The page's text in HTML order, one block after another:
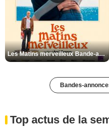
Les Matins merveilleux Bande-annonce VF
Bandes-
Top actus de la